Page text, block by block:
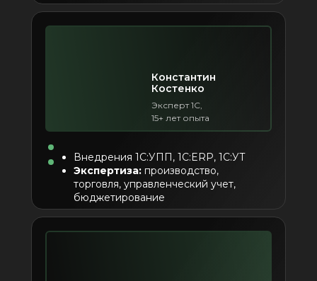
Внедрения 1С:УПП, 1С:ERP, 1С:УТ
Экспертиза: производство,
торговля, управленческий учет,
бюджетирование
Константин
Костенко
Эксперт 1С,
15+ лет опыта